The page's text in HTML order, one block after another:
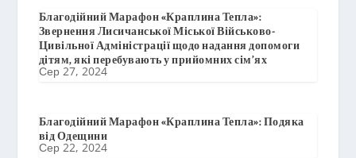
Благодійний Марафон «Краплина Тепла»:
Звернення Лисичанської Міської Військово-
Цивільної Адміністрації щодо надання допомоги
дітям, які перебувають у прийомних сім’ях
Сер 27, 2024
Благодійний Марафон «Краплина Тепла»: Подяка
від Одещини
Сер 22, 2024